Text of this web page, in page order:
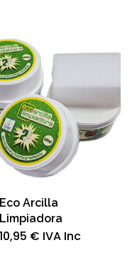
Eco Arcilla
Limpiadora
10,95 € IVA Inc